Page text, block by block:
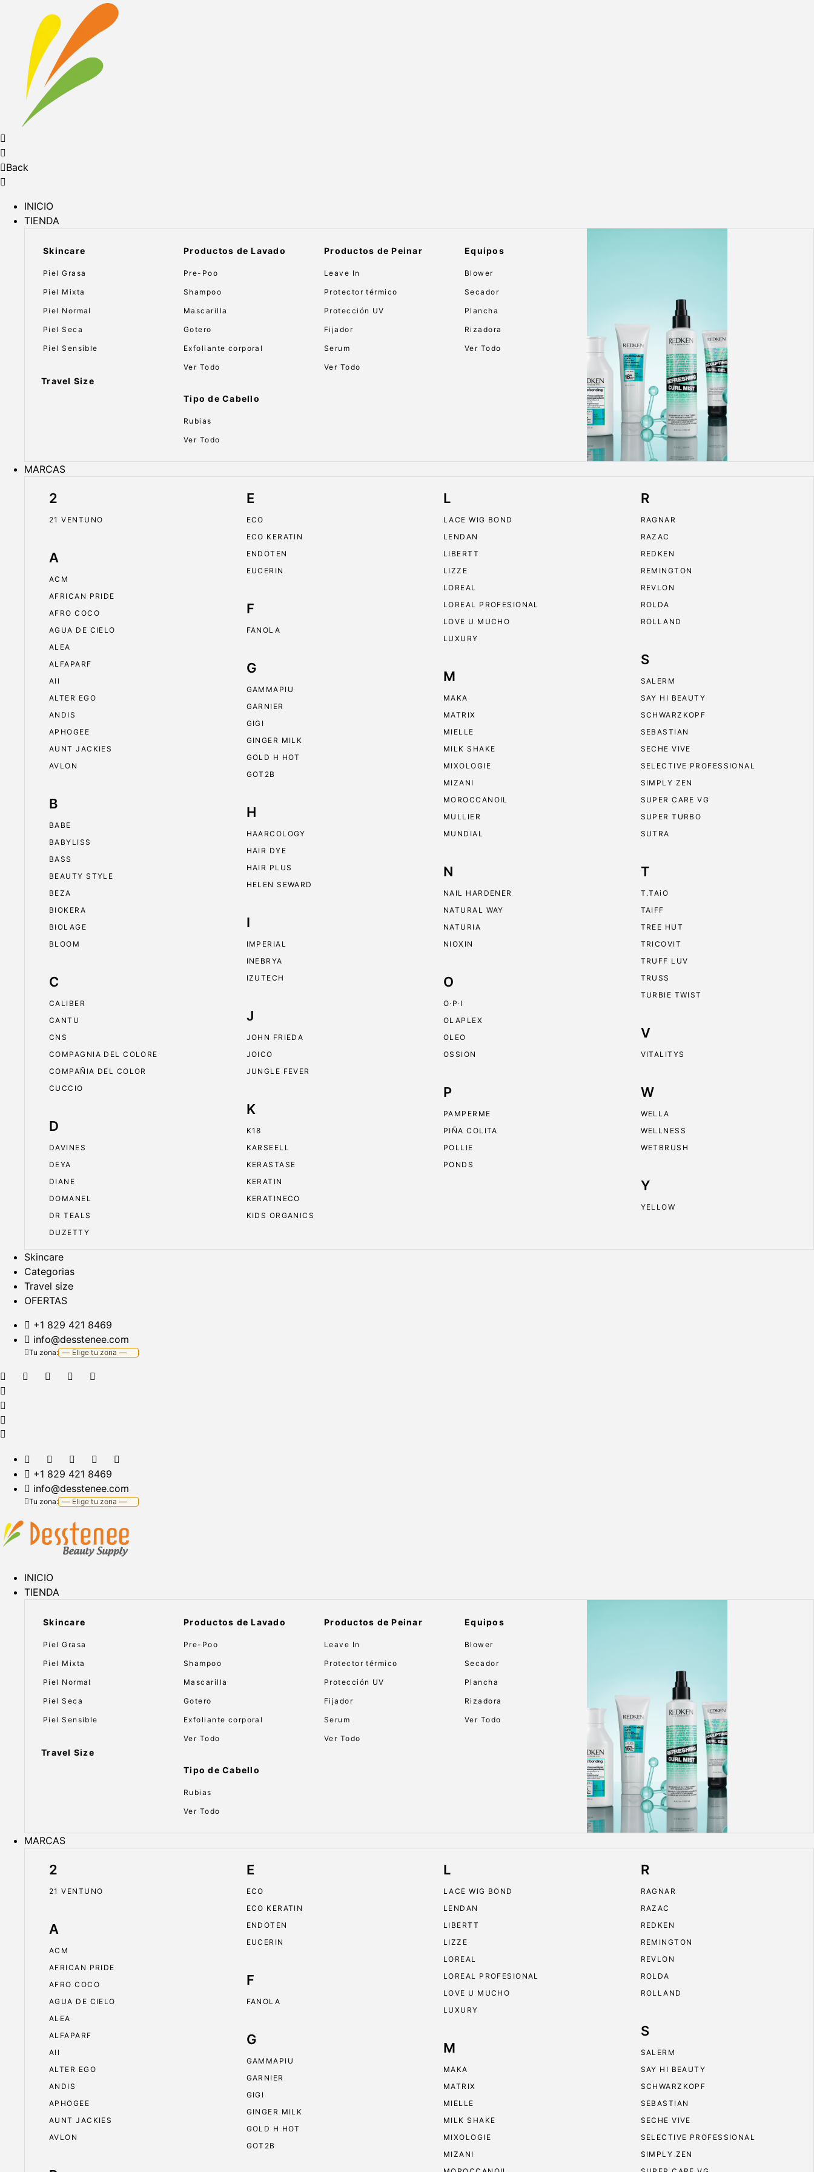
Back
INICIO
TIENDA
Skincare
Piel Grasa
Piel Mixta
Piel Normal
Piel Seca
Piel Sensible
Travel Size
Productos de Lavado
Pre-Poo
Shampoo
Mascarilla
Gotero
Exfoliante corporal
Ver Todo
Tipo de Cabello
Rubias
Ver Todo
Productos de Peinar
Leave In
Protector térmico
Protección UV
Fijador
Serum
Ver Todo
Equipos
Blower
Secador
Plancha
Rizadora
Ver Todo
MARCAS
2
21 VENTUNO
A
ACM
AFRICAN PRIDE
AFRO COCO
AGUA DE CIELO
ALEA
ALFAPARF
All
ALTER EGO
ANDIS
APHOGEE
AUNT JACKIES
AVLON
B
BABE
BABYLISS
BASS
BEAUTY STYLE
BEZA
BIOKERA
BIOLAGE
BLOOM
C
CALIBER
CANTU
CNS
COMPAGNIA DEL COLORE
COMPAÑIA DEL COLOR
CUCCIO
D
DAVINES
DEYA
DIANE
DOMANEL
DR TEALS
DUZETTY
E
ECO
ECO KERATIN
ENDOTEN
EUCERIN
F
FANOLA
G
GAMMAPIU
GARNIER
GIGI
GINGER MILK
GOLD H HOT
GOT2B
H
HAARCOLOGY
HAIR DYE
HAIR PLUS
HELEN SEWARD
I
IMPERIAL
INEBRYA
IZUTECH
J
JOHN FRIEDA
JOICO
JUNGLE FEVER
K
K18
KARSEELL
KERASTASE
KERATIN
KERATINECO
KIDS ORGANICS
L
LACE WIG BOND
LENDAN
LIBERTT
LIZZE
LOREAL
LOREAL PROFESIONAL
LOVE U MUCHO
LUXURY
M
MAKA
MATRIX
MIELLE
MILK SHAKE
MIXOLOGIE
MIZANI
MOROCCANOIL
MULLIER
MUNDIAL
N
NAIL HARDENER
NATURAL WAY
NATURIA
NIOXIN
O
O·P·I
OLAPLEX
OLEO
OSSION
P
PAMPERME
PIÑA COLITA
POLLIE
PONDS
R
RAGNAR
RAZAC
REDKEN
REMINGTON
REVLON
ROLDA
ROLLAND
S
SALERM
SAY HI BEAUTY
SCHWARZKOPF
SEBASTIAN
SECHE VIVE
SELECTIVE PROFESSIONAL
SIMPLY ZEN
SUPER CARE VG
SUPER TURBO
SUTRA
T
T.TAiO
TAIFF
TREE HUT
TRICOVIT
TRUFF LUV
TRUSS
TURBIE TWIST
V
VITALITYS
W
WELLA
WELLNESS
WETBRUSH
Y
YELLOW
Skincare
Categorias
Travel size
OFERTAS
+1 829 421 8469
info@desstenee.com
Tu zona:
+1 829 421 8469
info@desstenee.com
Tu zona:
INICIO
TIENDA
Skincare
Piel Grasa
Piel Mixta
Piel Normal
Piel Seca
Piel Sensible
Travel Size
Productos de Lavado
Pre-Poo
Shampoo
Mascarilla
Gotero
Exfoliante corporal
Ver Todo
Tipo de Cabello
Rubias
Ver Todo
Productos de Peinar
Leave In
Protector térmico
Protección UV
Fijador
Serum
Ver Todo
Equipos
Blower
Secador
Plancha
Rizadora
Ver Todo
MARCAS
2
21 VENTUNO
A
ACM
AFRICAN PRIDE
AFRO COCO
AGUA DE CIELO
ALEA
ALFAPARF
All
ALTER EGO
ANDIS
APHOGEE
AUNT JACKIES
AVLON
E
ECO
ECO KERATIN
ENDOTEN
EUCERIN
F
FANOLA
G
GAMMAPIU
GARNIER
GIGI
GINGER MILK
GOLD H HOT
GOT2B
L
LACE WIG BOND
LENDAN
LIBERTT
LIZZE
LOREAL
LOREAL PROFESIONAL
LOVE U MUCHO
LUXURY
M
MAKA
MATRIX
MIELLE
MILK SHAKE
MIXOLOGIE
MIZANI
R
RAGNAR
RAZAC
REDKEN
REMINGTON
REVLON
ROLDA
ROLLAND
S
SALERM
SAY HI BEAUTY
SCHWARZKOPF
SEBASTIAN
SECHE VIVE
SELECTIVE PROFESSIONAL
SIMPLY ZEN